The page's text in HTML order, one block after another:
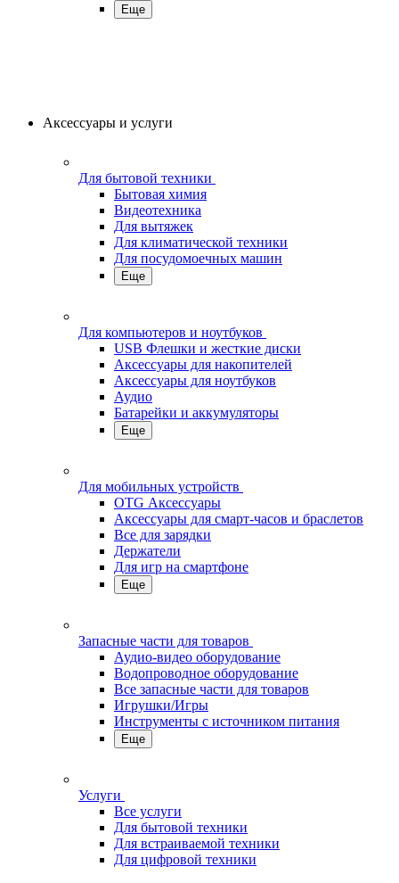
Еще
Аксессуары и услуги
Для бытовой техники
Бытовая химия
Видеотехника
Для вытяжек
Для климатической техники
Для посудомоечных машин
Еще
Для компьютеров и ноутбуков
USB Флешки и жесткие диски
Аксессуары для накопителей
Аксессуары для ноутбуков
Аудио
Батарейки и аккумуляторы
Еще
Для мобильных устройств
OTG Аксессуары
Аксессуары для смарт-часов и браслетов
Все для зарядки
Держатели
Для игр на смартфоне
Еще
Запасные части для товаров
Аудио-видео оборудование
Водопроводное оборудование
Все запасные части для товаров
Игрушки/Игры
Инструменты с источником питания
Еще
Услуги
Все услуги
Для бытовой техники
Для встраиваемой техники
Для цифровой техники